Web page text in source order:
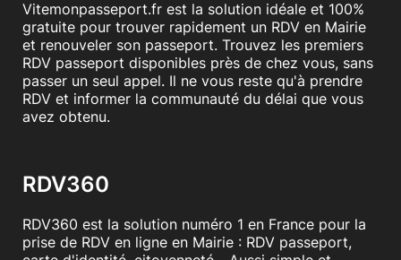
Vitemonpasseport.fr est la solution idéale et 100%
gratuite pour trouver rapidement un RDV en Mairie
et renouveler son passeport. Trouvez les premiers
RDV passeport disponibles près de chez vous, sans
passer un seul appel. Il ne vous reste qu'à prendre
RDV et informer la communauté du délai que vous
avez obtenu.
RDV360
RDV360 est la solution numéro 1 en France pour la
prise de RDV en ligne en Mairie : RDV passeport,